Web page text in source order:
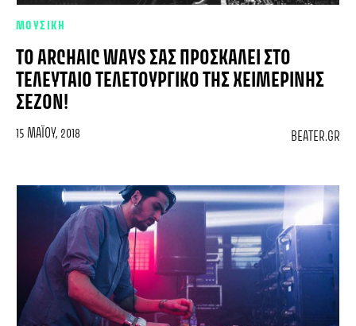
ΜΟΥΣΙΚΗ
ΤΟ ARCHAIC WAYS ΣΑΣ ΠΡΟΣΚΑΛΕΊ ΣΤΟ
ΤΕΛΕΥΤΑΊΟ ΤΕΛΕΤΟΥΡΓΙΚΌ ΤΗΣ ΧΕΙΜΕΡΙΝΉΣ
ΣΕΖΌΝ!
15 ΜΑΪ́ΟΥ, 2018 BEATER.GR